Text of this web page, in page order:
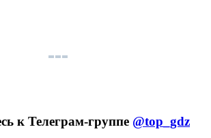
к Телеграм-группе @top_gdz